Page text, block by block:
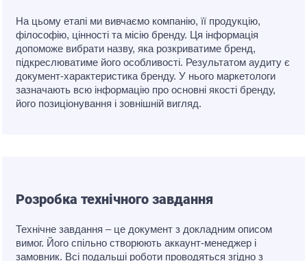
На цьому етапі ми вивчаємо компанію, її продукцію,
філософію, цінності та місію бренду. Ця інформація
допоможе вибрати назву, яка розкриватиме бренд,
підкреслюватиме його особливості. Результатом аудиту є
документ-характеристика бренду. У нього маркетологи
зазначають всю інформацію про основні якості бренду,
його позиціонування і зовнішній вигляд.
Розробка технічного завдання
Технічне завдання – це документ з докладним описом
вимог. Його спільно створюють аккаунт-менеджер і
замовник. Всі подальші роботи проводяться згідно з